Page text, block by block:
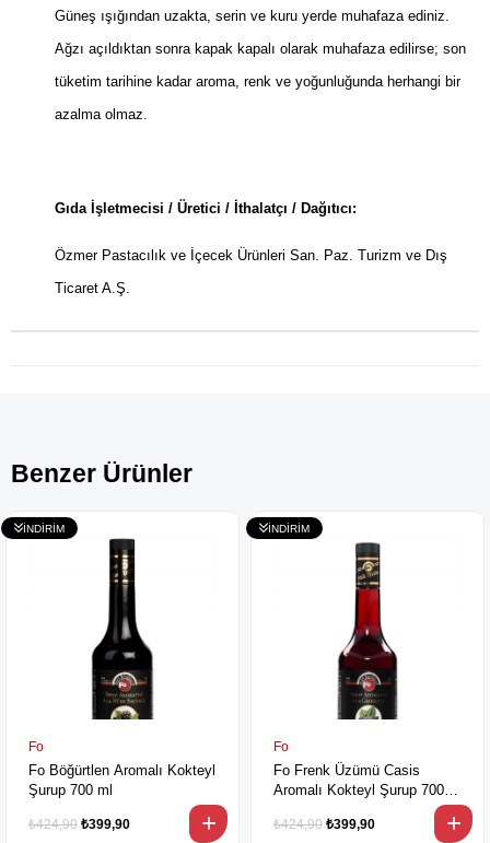
Güneş ışığından uzakta, serin ve kuru yerde muhafaza ediniz.
Ağzı açıldıktan sonra kapak kapalı olarak muhafaza edilirse; son
tüketim tarihine kadar aroma, renk ve yoğunluğunda herhangi bir
azalma olmaz.
Gıda İşletmecisi / Üretici / İthalatçı / Dağıtıcı:
Özmer Pastacılık ve İçecek Ürünleri San. Paz. Turizm ve Dış
Ticaret A.Ş.
Benzer Ürünler
Fo
Fo Böğürtlen Aromalı Kokteyl
Şurup 700 ml
₺399,90
₺424,90
Fo
Fo Frenk Üzümü Casis
Aromalı Kokteyl Şurup 700
₺399,90
₺424,90